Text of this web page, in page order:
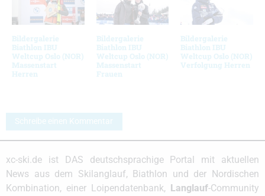
Bildergalerie
Biathlon IBU
Weltcup Oslo (NOR)
Massenstart
Herren
Bildergalerie
Biathlon IBU
Weltcup Oslo (NOR)
Massenstart
Frauen
Bildergalerie
Biathlon IBU
Weltcup Oslo (NOR)
Verfolgung Herren
Schreibe einen Kommentar
xc-ski.de ist DAS deutschsprachige Portal mit aktuellen
News aus dem Skilanglauf, Biathlon und der Nordischen
Kombination, einer Loipendatenbank,
Langlauf-Community